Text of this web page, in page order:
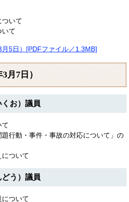
ついて
いて
5日）[PDFファイル／1.3MB]
月7日）
お）議員
て
題行動・事件・事故の対応について」の
ついて
う）議員
ついて